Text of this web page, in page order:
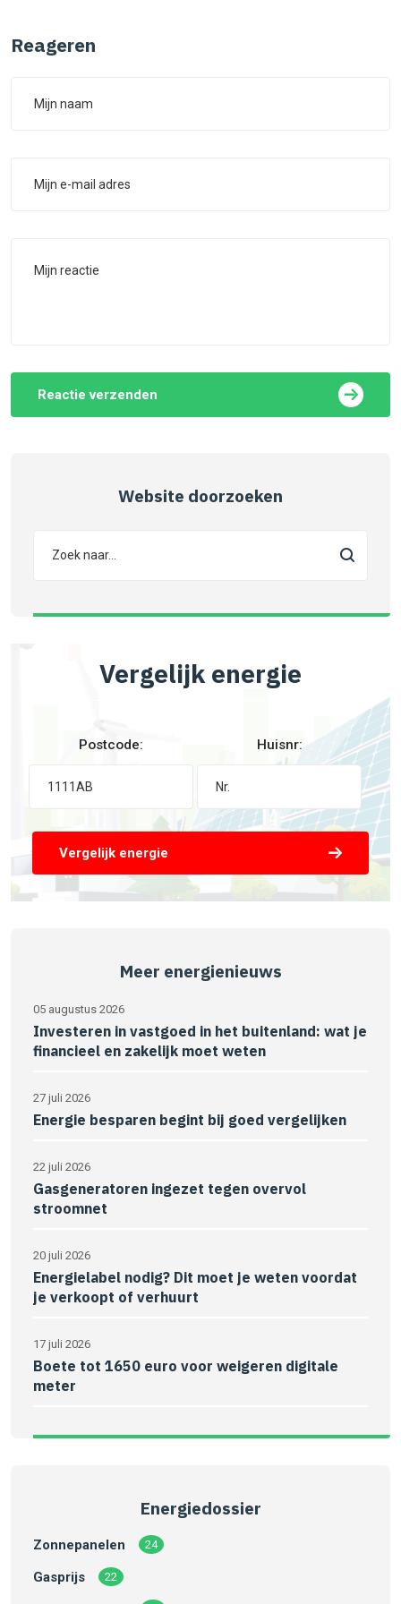
Reageren
Reactie verzenden
Website doorzoeken
Vergelijk energie
Postcode: Huisnr:
Vergelijk energie
Meer energienieuws
05 augustus 2026
Investeren in vastgoed in het buitenland: wat je
financieel en zakelijk moet weten
27 juli 2026
Energie besparen begint bij goed vergelijken
22 juli 2026
Gasgeneratoren ingezet tegen overvol
stroomnet
20 juli 2026
Energielabel nodig? Dit moet je weten voordat
je verkoopt of verhuurt
17 juli 2026
Boete tot 1650 euro voor weigeren digitale
meter
Energiedossier
Zonnepanelen 24
Gasprijs 22